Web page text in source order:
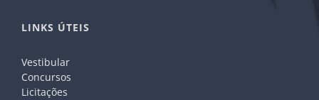
LINKS ÚTEIS
Vestibular
Concursos
Licitações